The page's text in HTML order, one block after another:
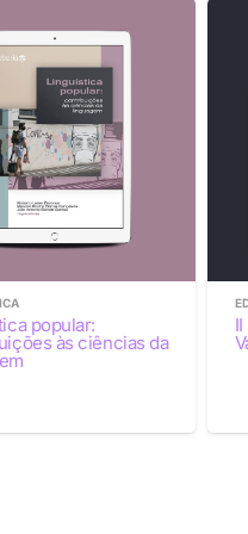
popular:
às ciências da